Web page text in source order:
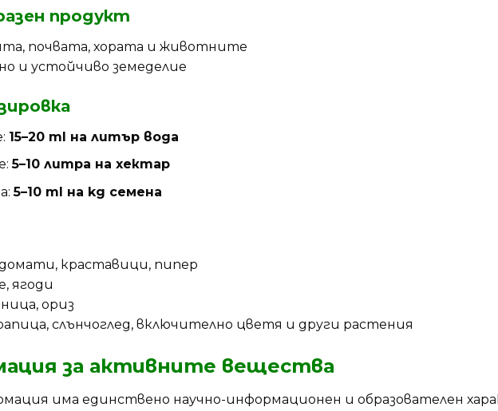
продукт
почвата, хората и животните
и устойчиво земеделие
15–20 ml на литър вода
5–10 литра на хектар
5–10 ml на kg семена
краставици, пипер
ягоди
ориз
слънчоглед, включително цветя и други растения
за активните вещества
има единствено научно-информационен и образователен